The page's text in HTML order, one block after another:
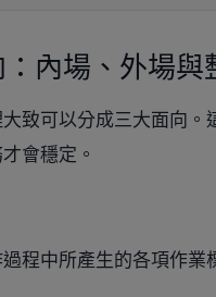
內場、外場與
致可以分成三大面向
會穩定。
程中所產生的各項作